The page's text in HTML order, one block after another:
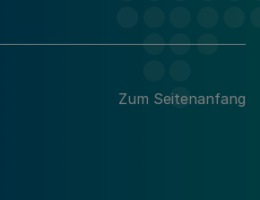
Zum Seitenanfang